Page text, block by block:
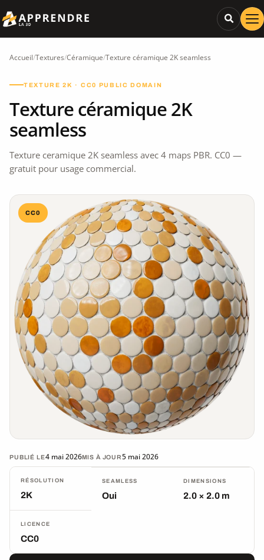
Accueil/Textures/Céramique/Texture céramique 2K seamless
TEXTURE 2K · CC0 PUBLIC DOMAIN
Texture céramique 2K
seamless
Texture ceramique 2K seamless avec 4 maps PBR. CC0 —
gratuit pour usage commercial.
CC0
PUBLIÉ LE4 mai 2026MIS À JOUR5 mai 2026
RÉSOLUTION
2K
SEAMLESS
Oui
DIMENSIONS
2.0 × 2.0 m
LICENCE
CC0